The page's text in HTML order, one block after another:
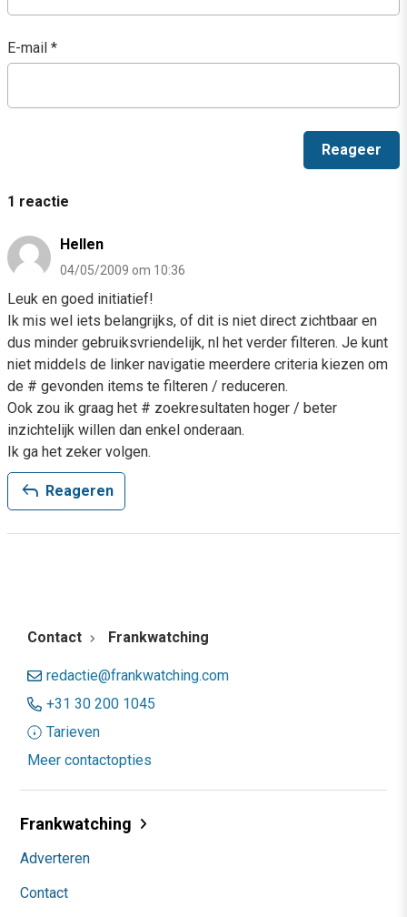
E-mail *
1 reactie
Hellen
04/05/2009 om 10:36
Leuk en goed initiatief!
Ik mis wel iets belangrijks, of dit is niet direct zichtbaar en
dus minder gebruiksvriendelijk, nl het verder filteren. Je kunt
niet middels de linker navigatie meerdere criteria kiezen om
de # gevonden items te filteren / reduceren.
Ook zou ik graag het # zoekresultaten hoger / beter
inzichtelijk willen dan enkel onderaan.
Ik ga het zeker volgen.
reply Reageren
Contact Frankwatching
redactie@frankwatching.com
+31 30 200 1045
Tarieven
Meer contactopties
Frankwatching
Adverteren
Contact